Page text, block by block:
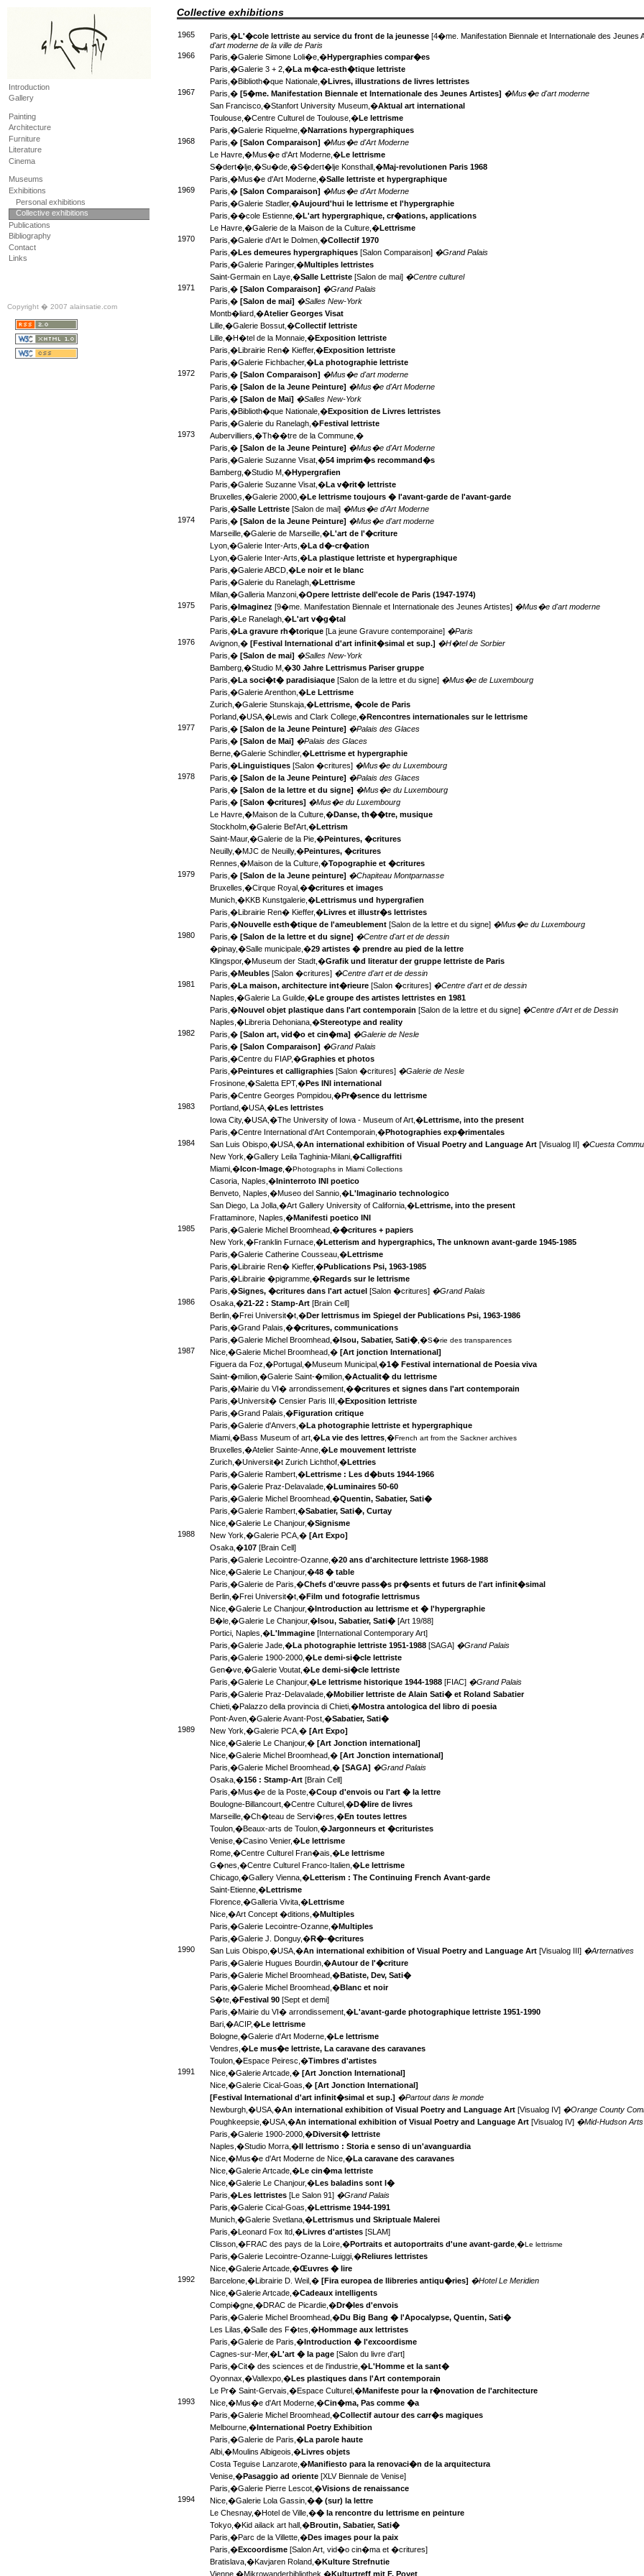
Collective exhibitions
1965 Paris,�L'�cole lettriste au service du front de la jeunesse [4�me. Manifestation Biennale et Internationale des Jeunes
d'art moderne de la ville de Paris
1966
Paris,�Galerie Simone Loli�e,�Hypergraphies compar�es
Paris,�Galerie 3 + 2,�La m�ca-esth�tique lettriste
Paris,�Biblioth�que Nationale,�Livres, illustrations de livres lettristes
1967
Paris,� [5�me. Manifestation Biennale et Internationale des Jeunes Artistes] �Mus�e d'art moderne
San Francisco,�Stanfort University Museum,�Aktual art international
Toulouse,�Centre Culturel de Toulouse,�Le lettrisme
Paris,�Galerie Riquelme,�Narrations hypergraphiques
1968
Paris,� [Salon Comparaison] �Mus�e d'Art Moderne
Le Havre,�Mus�e d'Art Moderne,�Le lettrisme
S�dert�lje,�Su�de,�S�dert�lje Konsthall,�Maj-revolutionen Paris 1968
Paris,�Mus�e d'Art Moderne,�Salle lettriste et hypergraphique
1969
Paris,� [Salon Comparaison] �Mus�e d'Art Moderne
Paris,�Galerie Stadler,�Aujourd'hui le lettrisme et l'hypergraphie
Paris,��cole Estienne,�L'art hypergraphique, cr�ations, applications
Le Havre,�Galerie de la Maison de la Culture,�Lettrisme
1970
Paris,�Galerie d'Art le Dolmen,�Collectif 1970
Paris,�Les demeures hypergraphiques [Salon Comparaison] �Grand Palais
Paris,�Galerie Paringer,�Multiples lettristes
Saint-Germain en Laye,�Salle Lettriste [Salon de mai] �Centre culturel
1971
Paris,� [Salon Comparaison] �Grand Palais
Paris,� [Salon de mai] �Salles New-York
Montb�liard,�Atelier Georges Visat
Lille,�Galerie Bossut,�Collectif lettriste
Lille,�H�tel de la Monnaie,�Exposition lettriste
Paris,� Librairie Ren� Kieffer,�Exposition lettriste
Paris,�Galerie Fichbacher,�La photographie lettriste
1972
Paris,� [Salon Comparaison] �Mus�e d'art moderne
Paris,� [Salon de la Jeune Peinture] �Mus�e d'Art Moderne
Paris,� [Salon de Mai] �Salles New-York
Paris,�Biblioth�que Nationale,�Exposition de Livres lettristes
Paris,�Galerie du Ranelagh,�Festival lettriste
1973
Aubervilliers,�Th��tre de la Commune,�
Paris,� [Salon de la Jeune Peinture] �Mus�e d'Art Moderne
Paris,�Galerie Suzanne Visat,�54 imprim�s recommand�s
Bamberg,�Studio M,�Hypergrafien
Paris,�Galerie Suzanne Visat,�La v�rit� lettriste
Bruxelles,�Galerie 2000,�Le lettrisme toujours � l'avant-garde de l'avant-garde
Paris,�Salle Lettriste [Salon de mai] �Mus�e d'Art Moderne
1974
Paris,� [Salon de la Jeune Peinture] �Mus�e d'art moderne
Marseille,�Galerie de Marseille,�L'art de l'�criture
Lyon,�Galerie Inter-Arts,�La d�-cr�ation
Lyon,�Galerie Inter-Arts,�La plastique lettriste et hypergraphique
Paris,�Galerie ABCD,�Le noir et le blanc
Paris,�Galerie du Ranelagh,�Lettrisme
Milan,�Galleria Manzoni,�Opere lettriste dell'ecole de Paris (1947-1974)
1975
Paris,� Imaginez [9�me. Manifestation Biennale et Internationale des Jeunes Artistes] �Mus�e d'art moderne
Paris,� Le Ranelagh,�L'art v�g�tal
Paris,�La gravure rh�torique [La jeune Gravure contemporaine] �Paris
1976
Avignon,� [Festival International d'art infinit�simal et sup.] �H�tel de Sorbier
Paris,� [Salon de mai] �Salles New-York
Bamberg,�Studio M,�30 Jahre Lettrismus Pariser gruppe
Paris,�La soci�t� paradisiaque [Salon de la lettre et du signe] �Mus�e de Luxembourg
Paris,�Galerie Arenthon,�Le Lettrisme
Zurich,�Galerie Stunskaja,�Lettrisme, �cole de Paris
Porland,�USA,� Lewis and Clark College,�Rencontres internationales sur le lettrisme
1977
Paris,� [Salon de la Jeune Peinture] �Palais des Glaces
Paris,� [Salon de Mai] �Palais des Glaces
Berne,�Galerie Schindler,�Lettrisme et hypergraphie
Paris,�Linguistiques [Salon �critures] �Mus�e du Luxembourg
1978
Paris,� [Salon de la Jeune Peinture] �Palais des Glaces
Paris,� [Salon de la lettre et du signe] �Mus�e du Luxembourg
Paris,� [Salon �critures] �Mus�e du Luxembourg
Le Havre,�Maison de la Culture,�Danse, th��tre, musique
Stockholm,�Galerie Bel'Art,�Lettrism
Saint-Maur,�Galerie de la Pie,�Peintures, �critures
Neuilly,�MJC de Neuilly,�Peintures, �critures
Rennes,�Maison de la Culture,�Topographie et �critures
1979
Paris,� [Salon de la Jeune peinture] �Chapiteau Montparnasse
Bruxelles,�Cirque Royal,��critures et images
Munich,�KKB Kunstgalerie,�Lettrismus und hypergrafien
Paris,� Librairie Ren� Kieffer,�Livres et illustr�s lettristes
Paris,�Nouvelle esth�tique de l'ameublement [Salon de la lettre et du signe] �Mus�e du Luxembourg
1980
Paris,� [Salon de la lettre et du signe] �Centre d'art et de dessin
�pinay,�Salle municipale,�29 artistes � prendre au pied de la lettre
Klingspor,�Museum der Stadt,�Grafik und literatur der gruppe lettriste de Paris
Paris,�Meubles [Salon �critures] �Centre d'art et de dessin
1981
Paris,�La maison, architecture int�rieure [Salon �critures] �Centre d'art et de dessin
Naples,�Galerie La Guilde,�Le groupe des artistes lettristes en 1981
Paris,�Nouvel objet plastique dans l'art contemporain [Salon de la lettre et du signe] �Centre d'Art et de Dessin
Naples,� Libreria Dehoniana,�Stereotype and reality
1982
Paris,� [Salon art, vid�o et cin�ma] �Galerie de Nesle
Paris,� [Salon Comparaison] �Grand Palais
Paris,�Centre du FIAP,�Graphies et photos
Paris,�Peintures et calligraphies [Salon �critures] �Galerie de Nesle
Frosinone,�Saletta EPT,�Pes INI international
Paris,�Centre Georges Pompidou,�Pr�sence du lettrisme
1983
Portland,�USA,�Les lettristes
Iowa City,�USA,�The University of Iowa - Museum of Art,�Lettrisme, into the present
Paris,�Centre International d'Art Contemporain,�Photographies exp�rimentales
1984
San Luis Obispo,�USA,�An international exhibition of Visual Poetry and Language Art [Visualog II] �Cuesta
New York,�Gallery Leila Taghinia-Milani,�Calligraffiti
Miami,� Icon-Image ,�Photographs in Miami Collections
Casoria, Naples,� Ininterroto INI poetico
Benveto, Naples,�Museo del Sannio,�L'Imaginario technologico
San Diego, La Jolla,�Art Gallery University of California,�Lettrisme, into the present
Frattaminore, Naples,�Manifesti poetico INI
1985
Paris,�Galerie Michel Broomhead,��critures + papiers
New York,�Franklin Furnace,�Letterism and hypergraphics, The unknown avant-garde 1945-1985
Paris,�Galerie Catherine Cousseau,�Lettrisme
Paris,� Librairie Ren� Kieffer,�Publications Psi, 1963-1985
Paris,� Librairie �pigramme,�Regards sur le lettrisme
Paris,�Signes, �critures dans l'art actuel [Salon �critures] �Grand Palais
1986
Osaka,�21-22 : Stamp-Art [Brain Cell]
Berlin,�Frei Universit�t,�Der lettrismus im Spiegel der Publications Psi, 1963-1986
Paris,�Grand Palais,��critures, communications
Paris,�Galerie Michel Broomhead,� Isou, Sabatier, Sati� ,�S�rie des transparences
1987 Nice,�Galerie Michel Broomhead,� [Art jonction International]
Figuera da Foz,�Portugal,�Museum Municipal,�1� Festival international de Poesia viva
Saint-�milion,�Galerie Saint-�milion,�Actualit� du lettrisme
Paris,�Mairie du VI� arrondissement,��critures et signes dans l'art contemporain
Paris,�Universit� Censier Paris III,�Exposition lettriste
Paris,�Grand Palais,�Figuration critique
Paris,�Galerie d'Anvers,�La photographie lettriste et hypergraphique
Miami,�Bass Museum of art,�La vie des lettres ,�French art from the Sackner archives
Bruxelles,�Atelier Sainte-Anne,�Le mouvement lettriste
Zurich,�Universit�t Zurich Lichthof,�Lettries
Paris,�Galerie Rambert,�Lettrisme : Les d�buts 1944-1966
Paris,�Galerie Praz-Delavalade,�Luminaires 50-60
Paris,�Galerie Michel Broomhead,�Quentin, Sabatier, Sati�
Paris,�Galerie Rambert,�Sabatier, Sati�, Curtay
Nice,�Galerie Le Chanjour,�Signisme
1988
New York,�Galerie PCA,� [Art Expo]
Osaka,�107 [Brain Cell]
Paris,�Galerie Lecointre-Ozanne,�20 ans d'architecture lettriste 1968-1988
Nice,�Galerie Le Chanjour,�48 � table
Paris,�Galerie de Paris,�Chefs d'œuvre pass�s pr�sents et futurs de l'art infinit�simal
Berlin,�Frei Universit�t,�Film und fotografie lettrismus
Nice,�Galerie Le Chanjour,� Introduction au lettrisme et � l'hypergraphie
B�le,�Galerie Le Chanjour,� Isou, Sabatier, Sati� [Art 19/88]
Portici, Naples,�L'Immagine [International Contemporary Art]
Paris,�Galerie Jade,�La photographie lettriste 1951-1988 [SAGA] �Grand Palais
Paris,�Galerie 1900-2000,�Le demi-si�cle lettriste
Gen�ve,�Galerie Voutat,�Le demi-si�cle lettriste
Paris,�Galerie Le Chanjour,�Le lettrisme historique 1944-1988 [FIAC] �Grand Palais
Paris,�Galerie Praz-Delavalade,�Mobilier lettriste de Alain Sati� et Roland Sabatier
Chieti,�Palazzo della provincia di Chieti,�Mostra antologica del libro di poesia
Pont-Aven,�Galerie Avant-Post,�Sabatier, Sati�
1989
New York,�Galerie PCA,� [Art Expo]
Nice,�Galerie Le Chanjour,� [Art Jonction international]
Nice,�Galerie Michel Broomhead,� [Art Jonction international]
Paris,�Galerie Michel Broomhead,� [SAGA] �Grand Palais
Osaka,�156 : Stamp-Art [Brain Cell]
Paris,�Mus�e de la Poste,�Coup d'envois ou l'art � la lettre
Boulogne-Billancourt,�Centre Culturel,�D�lire de livres
Marseille,�Ch�teau de Servi�res,�En toutes lettres
Toulon,�Beaux-arts de Toulon,�Jargonneurs et �crituristes
Venise,�Casino Venier,�Le lettrisme
Rome,�Centre Culturel Fran�ais,�Le lettrisme
G�nes,�Centre Culturel Franco-Italien,�Le lettrisme
Chicago,�Gallery Vienna,�Letterism : The Continuing French Avant-garde
Saint-Etienne,�Lettrisme
Florence,�Galleria Vivita,�Lettrisme
Nice,�Art Concept �ditions,�Multiples
Paris,�Galerie Lecointre-Ozanne,�Multiples
Paris,�Galerie J. Donguy,�R�-�critures
1990
San Luis Obispo,�USA,�An international exhibition of Visual Poetry and Language Art [Visualog III] �Arternatives
Paris,�Galerie Hugues Bourdin,�Autour de l'�criture
Paris,�Galerie Michel Broomhead,�Batiste, Dev, Sati�
Paris,�Galerie Michel Broomhead,�Blanc et noir
S�te,�Festival 90 [Sept et demi]
Paris,�Mairie du VI� arrondissement,�L'avant-garde photographique lettriste 1951-1990
Bari,�ACIP,�Le lettrisme
Bologne,�Galerie d'Art Moderne,�Le lettrisme
Vendres,�Le mus�e lettriste, La caravane des caravanes
Toulon,�Espace Peiresc,�Timbres d'artistes
1991
Nice,�Galerie Artcade,� [Art Jonction International]
Nice,�Galerie Cical-Goas,� [Art Jonction International]
[Festival International d'art infinit�simal et sup.] �Partout dans le monde
Newburgh,�USA,�An international exhibition of Visual Poetry and Language Art [Visualog IV] �Orange County
Poughkeepsie,�USA,�An international exhibition of Visual Poetry and Language Art [Visualog IV] �Mid-Hudson
Paris,�Galerie 1900-2000,�Diversit� lettriste
Naples,�Studio Morra,� Il lettrismo : Storia e senso di un'avanguardia
Nice,�Mus�e d'Art Moderne de Nice,�La caravane des caravanes
Nice,�Galerie Artcade,�Le cin�ma lettriste
Nice,�Galerie Le Chanjour,�Les baladins sont l�
Paris,�Les lettristes [Le Salon 91] �Grand Palais
Paris,�Galerie Cical-Goas,�Lettrisme 1944-1991
Munich,�Galerie Svetlana,�Lettrismus und Skriptuale Malerei
Paris,� Leonard Fox ltd,�Livres d'artistes [SLAM]
Clisson,�FRAC des pays de la Loire,�Portraits et autoportraits d'une avant-garde ,�Le lettrisme
Paris,�Galerie Lecointre-Ozanne-Luiggi,�Reliures lettristes
Nice,�Galerie Artcade,�Œuvres � lire
1992
Barcelone,� Librairie D. Weil,� [Fira europea de llibreries antiqu�ries] �Hotel Le Meridien
Nice,�Galerie Artcade,�Cadeaux intelligents
Compi�gne,�DRAC de Picardie,�Dr�les d'envois
Paris,�Galerie Michel Broomhead,�Du Big Bang � l'Apocalypse, Quentin, Sati�
Les Lilas,�Salle des F�tes,�Hommage aux lettristes
Paris,�Galerie de Paris,� Introduction � l'excoordisme
Cagnes-sur-Mer,�L'art � la page [Salon du livre d'art]
Paris,�Cit� des sciences et de l'industrie,�L'Homme et la sant�
Oyonnax,�Vallexpo,�Les plastiques dans l'Art contemporain
Le Pr� Saint-Gervais,�Espace Culturel,�Manifeste pour la r�novation de l'architecture
1993
Nice,�Mus�e d'Art Moderne,�Cin�ma, Pas comme �a
Paris,�Galerie Michel Broomhead,�Collectif autour des carr�s magiques
Melbourne,� International Poetry Exhibition
Paris,�Galerie de Paris,�La parole haute
Albi,�Moulins Albigeois,�Livres objets
Costa Teguise Lanzarote,�Manifiesto para la renovaci�n de la arquitectura
Venise,�Pasaggio ad oriente [XLV Biennale de Venise]
Paris,�Galerie Pierre Lescot,�Visions de renaissance
1994
Nice,�Galerie Lola Gassin,�� (sur) la lettre
Le Chesnay,�Hotel de Ville,�� la rencontre du lettrisme en peinture
Tokyo,�Kid ailack art hall,�Broutin, Sabatier, Sati�
Paris,�Parc de la Villette,�Des images pour la paix
Paris,�Excoordisme [Salon Art, vid�o cin�ma et �critures]
Bratislava,�Kavjaren Roland,�Kulture Strefnutie
Vienne,�Mikrowanderbibliothek,�Kulturtreff mit F. Poyet
Introduction
Gallery
Painting
Architecture
Furniture
Literature
Cinema
Museums
Exhibitions
Personal exhibitions
Collective exhibitions
Publications
Bibliography
Contact
Links
Copyright � 2007 alainsatie.com